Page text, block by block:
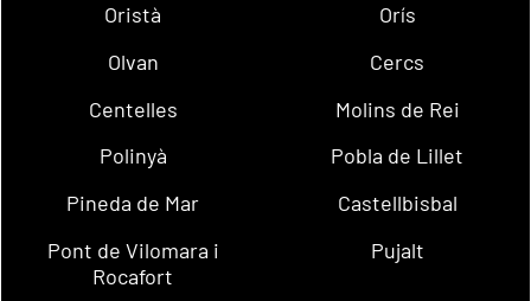
Oristà
Orís
Olvan
Cercs
Centelles
Molins de Rei
Polinyà
Pobla de Lillet
Pineda de Mar
Castellbisbal
Pont de Vilomara i
Rocafort
Pujalt